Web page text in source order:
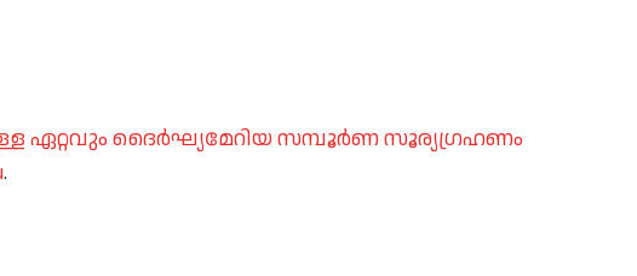
ഏറ്റവും ദൈര്‍ഘ്യമേറിയ സമ്പൂർണ സൂര്യഗ്രഹണം
.